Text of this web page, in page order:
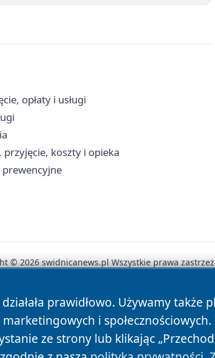
opłaty i usługi
przyjęcie, koszty i opieka
prewencyjne
prawidłowo. Używamy
i
ze strony lub klikając
© 2026 swidnicanews.pl Wszystkie prawa
Polityka Prywatności Polityka